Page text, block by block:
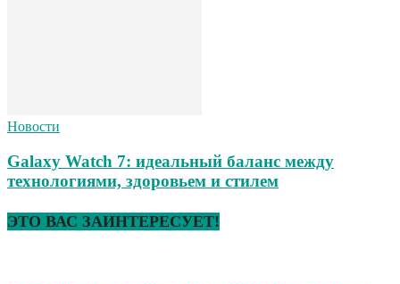
Новости
Galaxy Watch 7: идеальный баланс между
технологиями, здоровьем и стилем
ЭТО ВАС ЗАИНТЕРЕСУЕТ!